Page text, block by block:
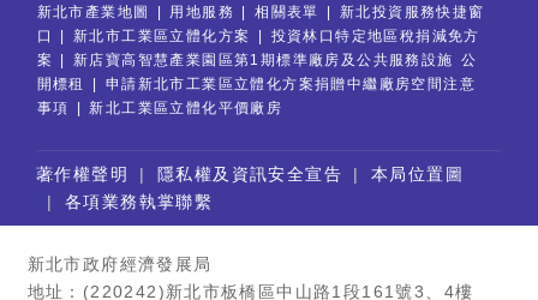
新北市產業地圖 用地服務 相關表單
新北投資服務快捷窗
口
新北市工業區立體化方案
投資林口特定地區稅捐減免方
案
新店寶高智慧產業園區第1期標準廠房及公共服務設施 公
開標租
申請新北市工業區立體化方案捐贈中繼廠房空間注意
事項
新北工業區立體化平價廠房
:::
著作權聲明 隱私權及資訊安全宣告
本局位置圖
各項業務執掌聯繫
新北市政府經濟發展局
地址：(220242)新北市板橋區中山路1段161號3、4樓